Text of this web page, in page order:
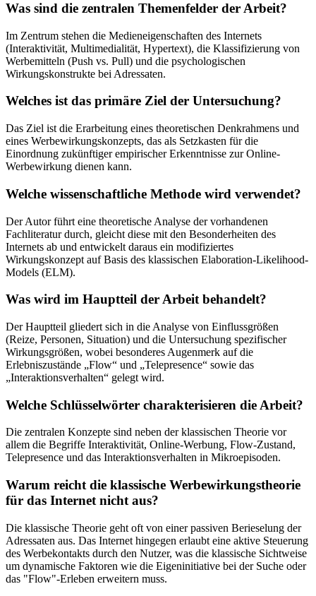
Was sind die zentralen Themenfelder der Arbeit?
Im Zentrum stehen die Medieneigenschaften des Internets
(Interaktivität, Multimedialität, Hypertext), die Klassifizierung von
Werbemitteln (Push vs. Pull) und die psychologischen
Wirkungskonstrukte bei Adressaten.
Welches ist das primäre Ziel der Untersuchung?
Das Ziel ist die Erarbeitung eines theoretischen Denkrahmens und
eines Werbewirkungskonzepts, das als Setzkasten für die
Einordnung zukünftiger empirischer Erkenntnisse zur Online-
Werbewirkung dienen kann.
Welche wissenschaftliche Methode wird verwendet?
Der Autor führt eine theoretische Analyse der vorhandenen
Fachliteratur durch, gleicht diese mit den Besonderheiten des
Internets ab und entwickelt daraus ein modifiziertes
Wirkungskonzept auf Basis des klassischen Elaboration-Likelihood-
Models (ELM).
Was wird im Hauptteil der Arbeit behandelt?
Der Hauptteil gliedert sich in die Analyse von Einflussgrößen
(Reize, Personen, Situation) und die Untersuchung spezifischer
Wirkungsgrößen, wobei besonderes Augenmerk auf die
Erlebniszustände „Flow“ und „Telepresence“ sowie das
„Interaktionsverhalten“ gelegt wird.
Welche Schlüsselwörter charakterisieren die Arbeit?
Die zentralen Konzepte sind neben der klassischen Theorie vor
allem die Begriffe Interaktivität, Online-Werbung, Flow-Zustand,
Telepresence und das Interaktionsverhalten in Mikroepisoden.
Warum reicht die klassische Werbewirkungstheorie
für das Internet nicht aus?
Die klassische Theorie geht oft von einer passiven Berieselung der
Adressaten aus. Das Internet hingegen erlaubt eine aktive Steuerung
des Werbekontakts durch den Nutzer, was die klassische Sichtweise
um dynamische Faktoren wie die Eigeninitiative bei der Suche oder
das "Flow"-Erleben erweitern muss.